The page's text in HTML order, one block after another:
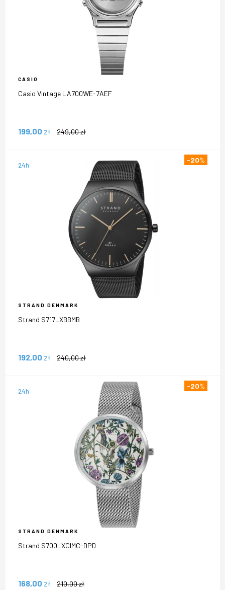
CASIO
Casio Vintage LA700WE-7AEF
199,00 zł 249,00zł
24h
-20%
STRAND DENMARK
Strand S717LXBBMB
192,00 zł 240,00zł
24h
-20%
STRAND DENMARK
Strand S700LXCIMC-DPD
168,00 zł 210,00zł